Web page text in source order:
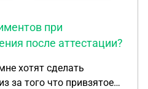
при
после аттестации?
хотят сделать
за того что привзятое